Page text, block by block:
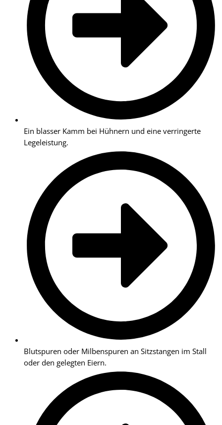
Ein blasser Kamm bei Hühnern und eine verringerte
Legeleistung.
Blutspuren oder Milbenspuren an Sitzstangen im Stall
oder den gelegten Eiern.